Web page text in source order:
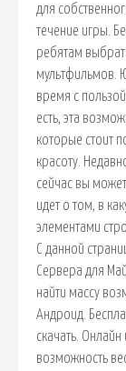
для
течение игры.
ребятам
мультфильмов.
время с
есть, эта
которые стоит
красоту.
сейчас вы
идет о том, в
элементами
С данной
Сервера для
найти массу
Андроид.
скачать.
возможность